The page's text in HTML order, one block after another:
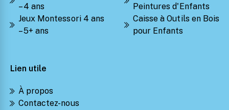
– 4 ans
Jeux Montessori 4 ans
– 5+ ans
Peintures d'Enfants
Caisse à Outils en Bois
pour Enfants
Lien utile
À propos
Contactez-nous